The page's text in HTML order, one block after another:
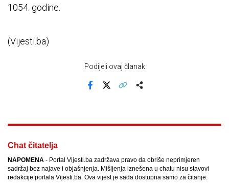
1054. godine.
(Vijesti.ba)
Podijeli ovaj članak
Chat čitatelja
NAPOMENA - Portal Vijesti.ba zadržava pravo da obriše neprimjeren
sadržaj bez najave i objašnjenja. Mišljenja iznešena u chatu nisu stavovi
redakcije portala Vijesti.ba. Ova vijest je sada dostupna samo za čitanje.